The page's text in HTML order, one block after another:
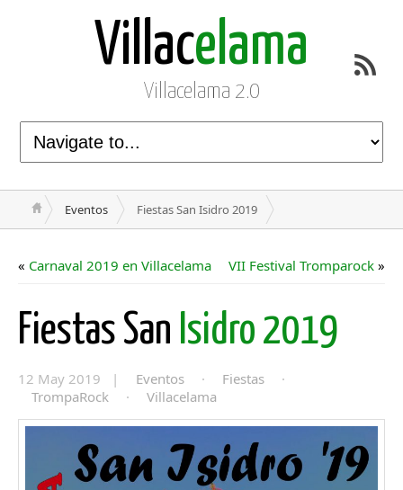
Villacelama
Villacelama 2.0
Eventos Fiestas San Isidro 2019
« Carnaval 2019 en Villacelama VII Festival Tromparock »
Fiestas San Isidro 2019
12 May 2019 | Eventos · Fiestas
·
TrompaRock
· Villacelama